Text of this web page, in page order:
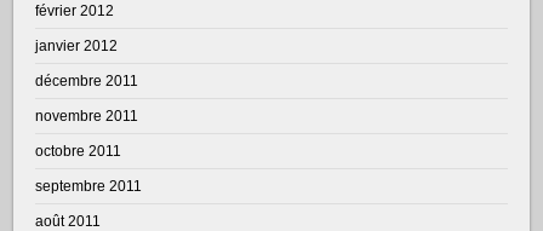
février 2012
janvier 2012
décembre 2011
novembre 2011
octobre 2011
septembre 2011
août 2011